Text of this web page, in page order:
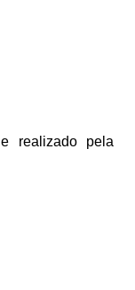
realizado pela